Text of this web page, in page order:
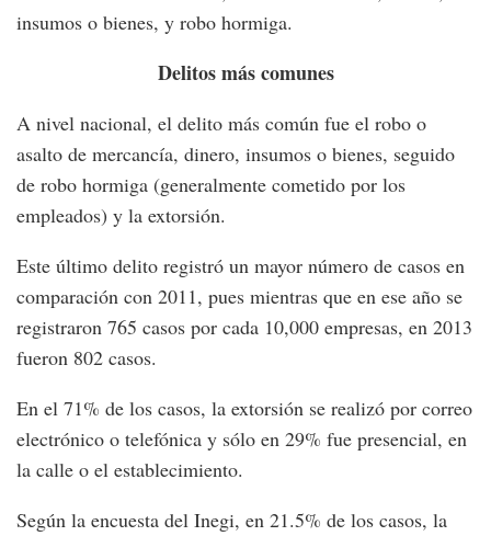
insumos o bienes, y robo hormiga.
Delitos más comunes
A nivel nacional, el delito más común fue el robo o
asalto de mercancía, dinero, insumos o bienes, seguido
de robo hormiga (generalmente cometido por los
empleados) y la extorsión.
Este último delito registró un mayor número de casos en
comparación con 2011, pues mientras que en ese año se
registraron 765 casos por cada 10,000 empresas, en 2013
fueron 802 casos.
En el 71% de los casos, la extorsión se realizó por correo
electrónico o telefónica y sólo en 29% fue presencial, en
la calle o el establecimiento.
Según la encuesta del Inegi, en 21.5% de los casos, la